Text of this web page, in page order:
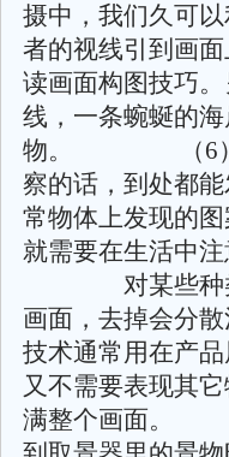
摄中，我们久可
者的视线引到画
读画面构图技巧
线，一条蜿蜒的
物。 （6）
察的话，到处都
常物体上发现的
就需要在生活
对某些种类摄
画面，去掉会分
技术通常用在产
又不需要表现其
满整个画面